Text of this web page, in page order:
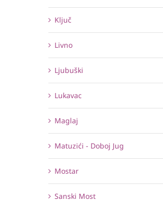
Ključ
Livno
Ljubuški
Lukavac
Maglaj
Matuzići - Doboj Jug
Mostar
Sanski Most